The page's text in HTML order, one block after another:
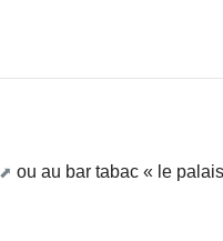
ou au bar tabac « le